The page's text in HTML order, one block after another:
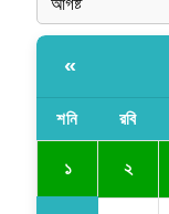
«
শনি রবি
১ ২